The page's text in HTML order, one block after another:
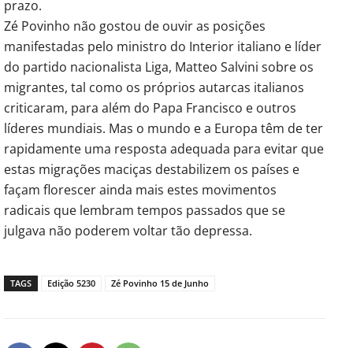
prazo.
Zé Povinho não gostou de ouvir as posições
manifestadas pelo ministro do Interior italiano e líder
do partido nacionalista Liga, Matteo Salvini sobre os
migrantes, tal como os próprios autarcas italianos
criticaram, para além do Papa Francisco e outros
líderes mundiais. Mas o mundo e a Europa têm de ter
rapidamente uma resposta adequada para evitar que
estas migrações maciças destabilizem os países e
façam florescer ainda mais estes movimentos
radicais que lembram tempos passados que se
julgava não poderem voltar tão depressa.
TAGS Edição 5230 Zé Povinho 15 de Junho